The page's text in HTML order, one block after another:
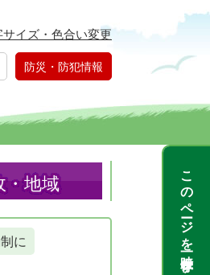
サイズ・色合い変更
防災・防犯情報
・地域
に
このページを一時保存する